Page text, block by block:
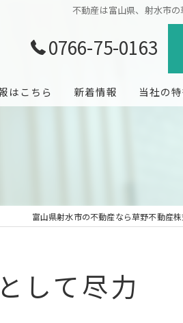
不動産は富山県、射水市
0766-75-0163
はこちら 新着情報 当社の
富山県射水市の不動産なら草野不動産
して尽力